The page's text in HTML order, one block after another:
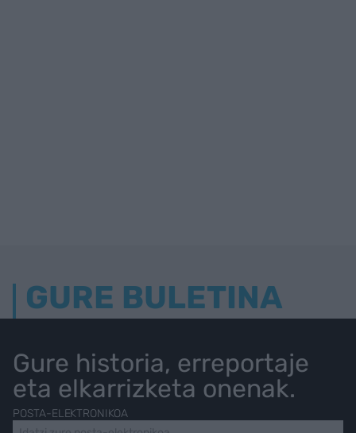
GURE BULETINA
Gure historia, erreportaje
eta elkarrizketa onenak.
POSTA-ELEKTRONIKOA